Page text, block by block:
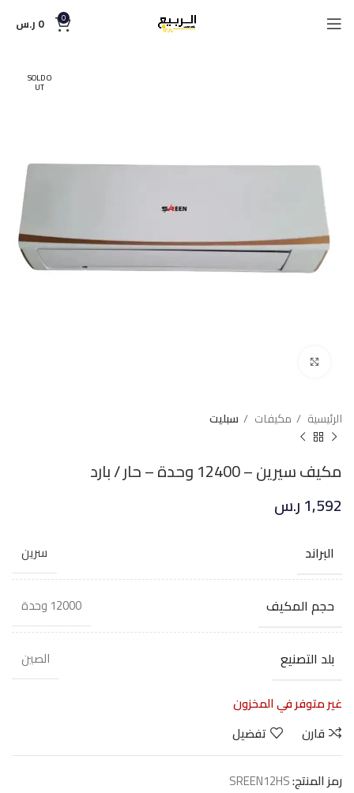
0
0 ر.س
SOLD O
UT
الرئيسية مكيفات سبليت
مكيف سيرين – 12400 وحدة – حار / بارد
1,592ر.س
البراند سرين
حجم المكيف 12000 وحدة
بلد التصنيع
الصين
غير متوفر في المخزون
قارن
تفضيل
رمز المنتج:SREEN12HS